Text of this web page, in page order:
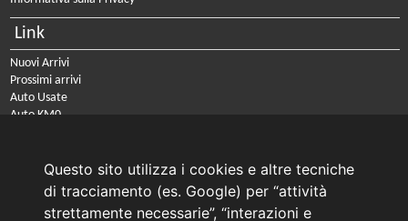
Questo sito utilizza i cookies e altre tecniche
di tracciamento (es. Google) per “attività
strettamente necessarie”, “interazioni e
Link
Nuovi Arrivi
Prossimi arrivi
Auto Usate
Auto KM0
PRENOTA IL TUO INTERVENTO DI OFFICINA
PRENOTA LA REVISIONE DELLA TUA AUTO